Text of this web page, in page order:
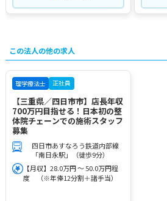
この法人の他の求人
理学療法士 正社員
【三重県／四日市市】店長年収
700万円目指せる！日本初の整
体院チェーンでの施術スタッフ
募集
四日市あすなろう鉄道内部線
「南日永駅」（徒歩9分）
【月収】28.0万円 ～ 50.0万円程
度 （※年俸12分割＋諸手当）